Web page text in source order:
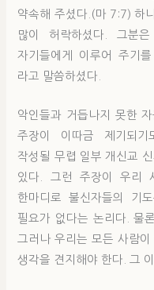
약속해 주셨다.(마 7:7) 하
많이 허락하셨다. 그분
자기들에게 이루어 주기
라고 말씀하셨다.
악인들과 거듭나지 못한
주장이 이따금 제기되기
작성될 무렵 일부 개신교
있다. 그런 주장이 우리
한마디로 불신자들의 기
필요가 없다는 논리다. 물
그러나 우리는 모든 사람
생각을 견지해야 한다. 그